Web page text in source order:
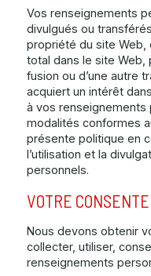
Vos renseignements
divulgués ou
propriété du site Web,
total dans le site Web,
fusion ou d’une autre
acquiert un intérêt
à vos renseignements
modalités conformes
présente politique en
l’utilisation et la
personnels.
VOTRE
Nous devons obtenir
collecter, utiliser,
renseignements